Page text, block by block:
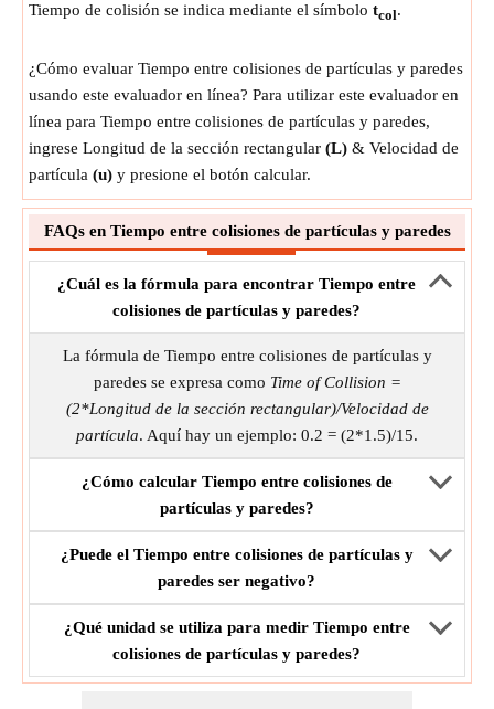
Tiempo de colisión se indica mediante el símbolo tcol.
¿Cómo evaluar Tiempo entre colisiones de partículas y paredes
usando este evaluador en línea? Para utilizar este evaluador en
línea para Tiempo entre colisiones de partículas y paredes,
ingrese Longitud de la sección rectangular (L) & Velocidad de
partícula (u) y presione el botón calcular.
FAQs en Tiempo entre colisiones de partículas y paredes
¿Cuál es la fórmula para encontrar Tiempo entre
colisiones de partículas y paredes?
La fórmula de Tiempo entre colisiones de partículas y
paredes se expresa como Time of Collision =
(2*Longitud de la sección rectangular)/Velocidad de
partícula. Aquí hay un ejemplo: 0.2 = (2*1.5)/15.
¿Cómo calcular Tiempo entre colisiones de
partículas y paredes?
¿Puede el Tiempo entre colisiones de partículas y
paredes ser negativo?
¿Qué unidad se utiliza para medir Tiempo entre
colisiones de partículas y paredes?